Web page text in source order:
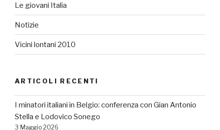
Le giovani Italia
Notizie
Vicini lontani 2010
ARTICOLI RECENTI
I minatori italiani in Belgio: conferenza con Gian Antonio
Stella e Lodovico Sonego
3 Maggio 2026